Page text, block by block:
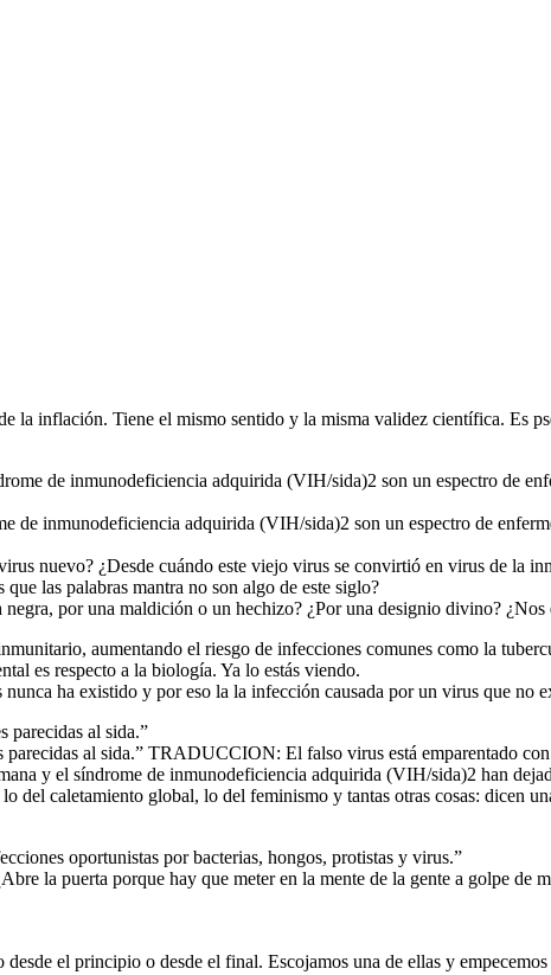
la inflación. Tiene el mismo sentido y la misma validez científica. Es
de inmunodeficiencia adquirida (VIH/sida)2 son un espectro de
inmunodeficiencia adquirida (VIH/sida)2 son un espectro de
nuevo? ¿Desde cuándo este viejo virus se convirtió en virus de la
las palabras mantra no son algo de este siglo?
por una maldición o un hechizo? ¿Por una designio divino? ¿Nos
aumentando el riesgo de infecciones comunes como la
es respecto a la biología. Ya lo estás viendo.
ha existido y por eso la la infección causada por un virus que no
parecidas al sida.”
al sida.” TRADUCCION: El falso virus está emparentado
y el síndrome de inmunodeficiencia adquirida (VIH/sida)2 han
del caletamiento global, lo del feminismo y tantas otras cosas: dicen
oportunistas por bacterias, hongos, protistas y virus.”
la puerta porque hay que meter en la mente de la gente a golpe de
desde el principio o desde el final. Escojamos una de ellas y